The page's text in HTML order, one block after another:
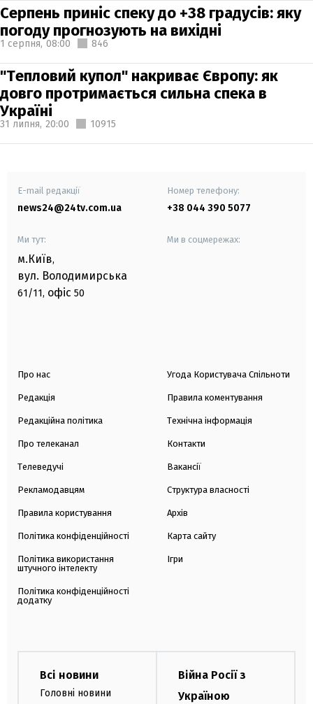
Серпень приніс спеку до +38 градусів: яку
погоду прогнозують на вихідні
1 серпня, 08:00 846
"Тепловий купол" накриває Європу: як
довго протримається сильна спека в
Україні
31 липня, 20:00 10915
E-mail редакції
news24@24tv.com.ua
Номер телефону:
+38 044 390 5077
Ми тут:
м.Київ,
вул. Володимирська
61/11, офіс 50
Ми в соцмережах:
Про нас
Редакція
Редакційна політика
Про телеканал
Телеведучі
Рекламодавцям
Правила користування
Політика конфіденційності
Політика використання
штучного інтелекту
Політика конфіденційності
додатку
Угода Користувача Спільноти
Правила коментування
Технічна інформація
Контакти
Вакансії
Структура власності
Архів
Карта сайту
Ігри
Всі новини
Головні новини
Війна Росії з
Україною